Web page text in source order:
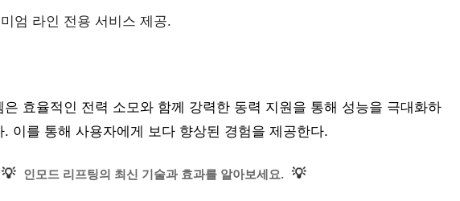
엄 라인 전용 서비스 제공.
효율적인 전력 소모와 함께 강력한 동력 지원을 통해 성능을 극대화하
이를 통해 사용자에게 보다 향상된 경험을 제공한다.
💡 인모드 리프팅의 최신 기술과 효과를 알아보세요. 💡